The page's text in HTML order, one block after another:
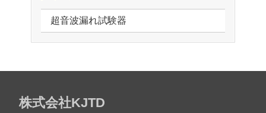
超音波漏れ試験器
株式会社KJTD